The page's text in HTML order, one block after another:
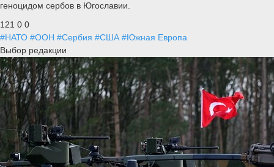
геноцидом сербов в Югославии.
121 0 0
#НАТО #ООН #Сербия #США #Южная Европа
Выбор редакции